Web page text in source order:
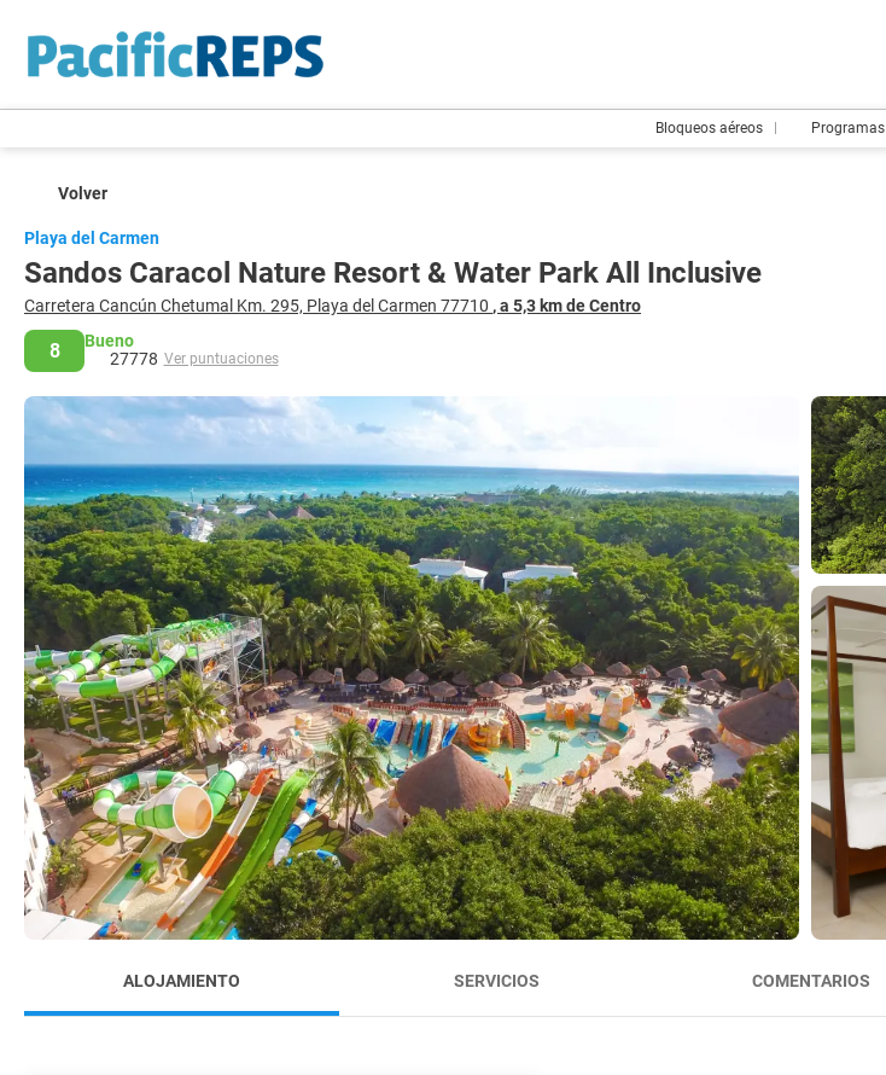
Bloqueos aéreos Programas
Volver
Playa del Carmen
Sandos Caracol Nature Resort & Water Park All Inclusive
Carretera Cancún Chetumal Km. 295, Playa del Carmen 77710 , a 5,3 km de Centro
8
Bueno
27778 Ver puntuaciones
ALOJAMIENTO SERVICIOS COMENTARIOS